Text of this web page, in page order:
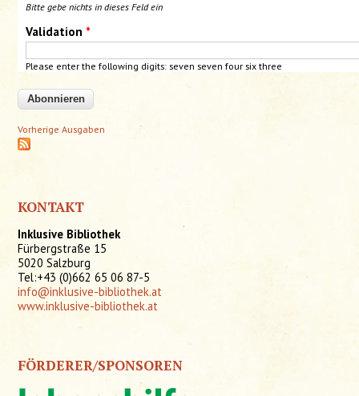
Bitte gebe nichts in dieses Feld ein
Validation *
Please enter the following digits: seven seven four six three
Vorherige Ausgaben
KONTAKT
Inklusive Bibliothek
Fürbergstraße 15
5020 Salzburg
Tel:+43 (0)662 65 06 87-5
info@inklusive-bibliothek.at
www.inklusive-bibliothek.at
FÖRDERER/SPONSOREN